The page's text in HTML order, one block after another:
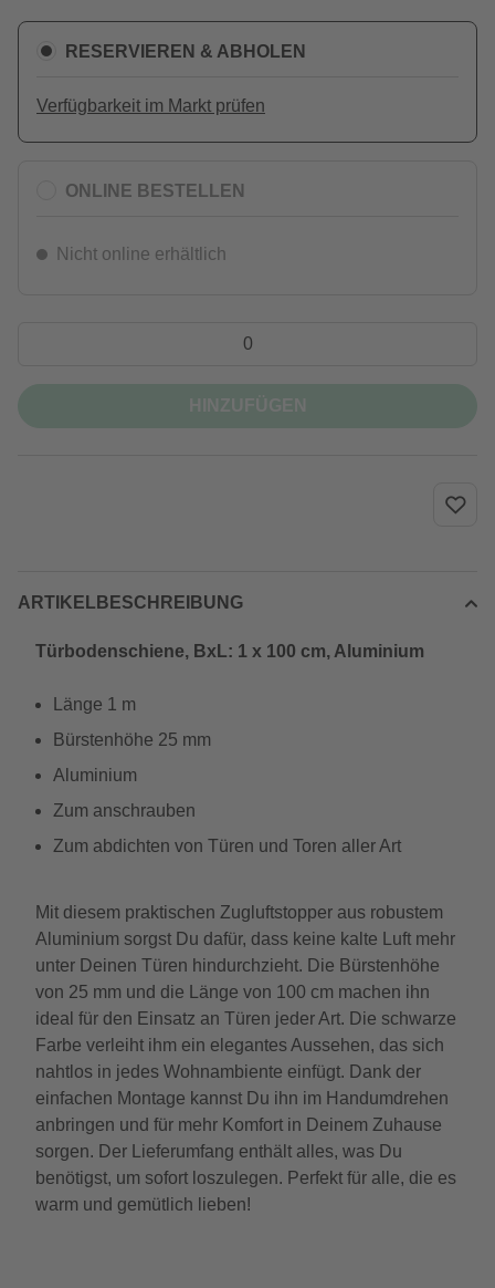
RESERVIEREN & ABHOLEN
Verfügbarkeit im Markt prüfen
ONLINE BESTELLEN
Nicht online erhältlich
ARTIKELBESCHREIBUNG
Türbodenschiene, BxL: 1 x 100 cm, Aluminium
Länge 1 m
Bürstenhöhe 25 mm
Aluminium
Zum anschrauben
Zum abdichten von Türen und Toren aller Art
Mit diesem praktischen Zugluftstopper aus robustem
Aluminium sorgst Du dafür, dass keine kalte Luft mehr
unter Deinen Türen hindurchzieht. Die Bürstenhöhe
von 25 mm und die Länge von 100 cm machen ihn
ideal für den Einsatz an Türen jeder Art. Die schwarze
Farbe verleiht ihm ein elegantes Aussehen, das sich
nahtlos in jedes Wohnambiente einfügt. Dank der
einfachen Montage kannst Du ihn im Handumdrehen
anbringen und für mehr Komfort in Deinem Zuhause
sorgen. Der Lieferumfang enthält alles, was Du
benötigst, um sofort loszulegen. Perfekt für alle, die es
warm und gemütlich lieben!